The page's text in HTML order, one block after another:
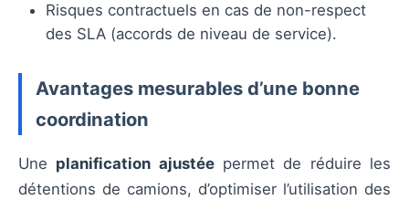
Risques contractuels en cas de non-respect
des SLA (accords de niveau de service).
Avantages mesurables d’une bonne
coordination
Une planification ajustéepermet de réduire les
détentions de camions, d’optimiser l’utilisation des